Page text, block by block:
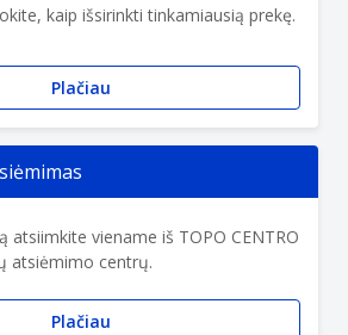
kaip išsirinkti tinkamiausią prekę.
Plačiau
atsiimkite viename iš TOPO CENTRO
atsiėmimo centrų.
Plačiau